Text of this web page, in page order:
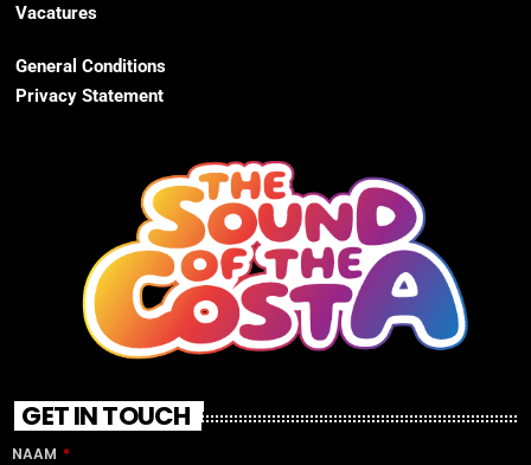
Vacatures
General Conditions
Privacy Statement
GET IN TOUCH
NAAM